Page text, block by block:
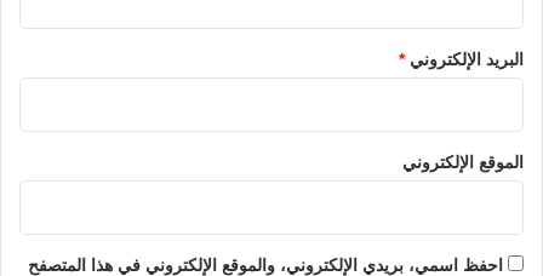
البريد الإلكتروني*
الموقع الإلكتروني
احفظ اسمي، بريدي الإلكتروني، والموقع الإلكتروني في هذا المتصفح